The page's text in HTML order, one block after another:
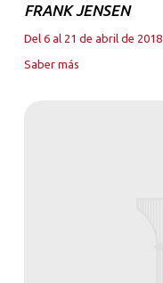
FRANK JENSEN
Del 6 al 21 de abril de 2018
Saber más